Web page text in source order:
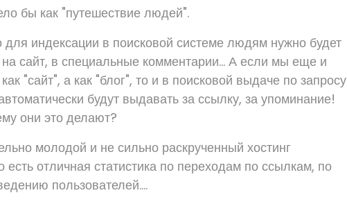
бы как "путешествие людей".
индексации в поисковой системе людям нужно будет
на сайт, в специальные комментарии... А если мы еще и
"сайт", а как "блог", то и в поисковой выдаче по запросу
будут выдавать за ссылку, за упоминание!
они это делают?
молодой и не сильно раскрученный хостинг
есть отличная статистика по переходам по ссылкам, по
пользователей....